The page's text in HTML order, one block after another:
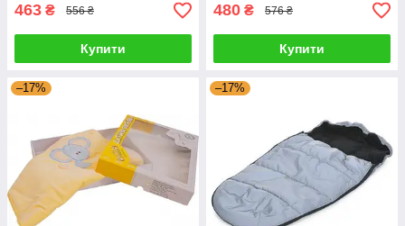
463 ₴ 556 ₴
Купити
480 ₴ 576 ₴
Купити
–17% –17%